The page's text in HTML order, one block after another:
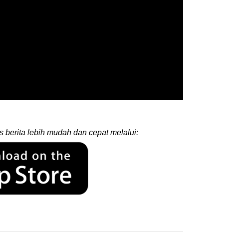
berita lebih mudah dan cepat melalui: